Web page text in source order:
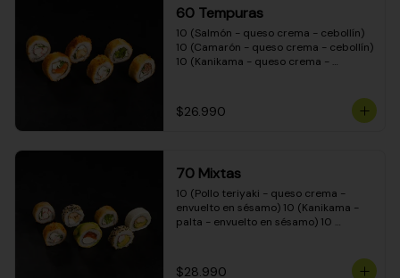
60 Tempuras
10 (Salmón - queso crema - cebollín)
10 (Camarón - queso crema - cebollín)
10 (Kanikama - queso crema -
crema - cebollín) 10 (Carne - queso
crema - cebollín)
$26.990
70 Mixtas
10 (Pollo teriyaki - queso crema -
envuelto en sésamo) 10 (Kanikama -
palta - envuelto en sésamo) 10
- envuelto en queso crema) 10
$28.990